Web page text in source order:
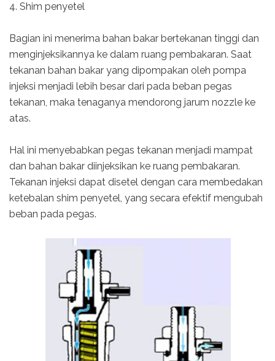
4. Shim penyetel
Bagian ini menerima bahan bakar bertekanan tinggi dan
menginjeksikannya ke dalam ruang pembakaran. Saat
tekanan bahan bakar yang dipompakan oleh pompa
injeksi menjadi lebih besar dari pada beban pegas
tekanan, maka tenaganya mendorong jarum nozzle ke
atas.
Hal ini menyebabkan pegas tekanan menjadi mampat
dan bahan bakar diinjeksikan ke ruang pembakaran.
Tekanan injeksi dapat disetel dengan cara membedakan
ketebalan shim penyetel, yang secara efektif mengubah
beban pada pegas.